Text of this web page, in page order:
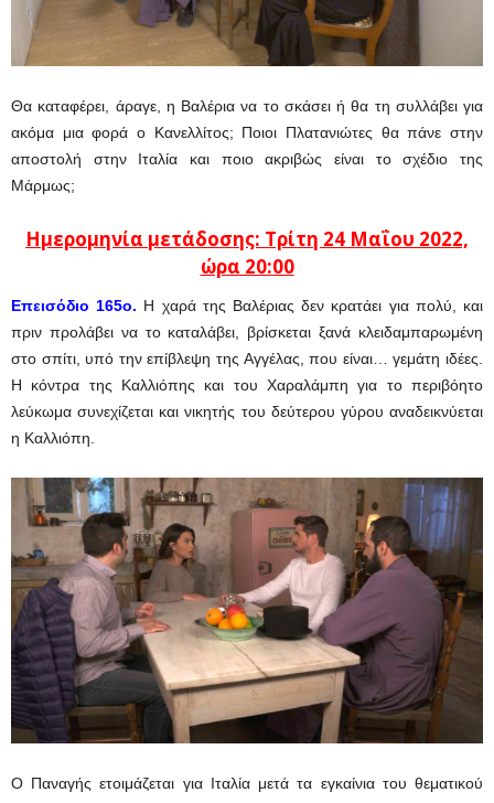
Θα καταφέρει, άραγε, η Βαλέρια να το σκάσει ή θα τη συλλάβει για
ακόμα μια φορά ο Κανελλίτος; Ποιοι Πλατανιώτες θα πάνε στην
αποστολή στην Ιταλία και ποιο ακριβώς είναι το σχέδιο της
Μάρμως;
Ημερομηνία μετάδοσης: Τρίτη 24 Μαΐου 2022,
ώρα 20:00
Επεισόδιο 165ο. Η χαρά της Βαλέριας δεν κρατάει για πολύ, και
πριν προλάβει να το καταλάβει, βρίσκεται ξανά κλειδαμπαρωμένη
στο σπίτι, υπό την επίβλεψη της Αγγέλας, που είναι… γεμάτη ιδέες.
Η κόντρα της Καλλιόπης και του Χαραλάμπη για το περιβόητο
λεύκωμα συνεχίζεται και νικητής του δεύτερου γύρου αναδεικνύεται
η Καλλιόπη.
Ο Παναγής ετοιμάζεται για Ιταλία μετά τα εγκαίνια του θεματικού